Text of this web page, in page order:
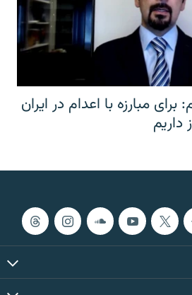
مبارزه با اعدام در ایران